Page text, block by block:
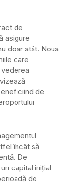
de
asigure
doar atât. Noua
care
de
încât să
De
capital inițial
de